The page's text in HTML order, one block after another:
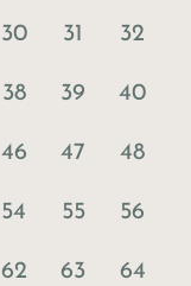
30 31 32
38 39 40
46 47 48
54 55 56
62 63 64